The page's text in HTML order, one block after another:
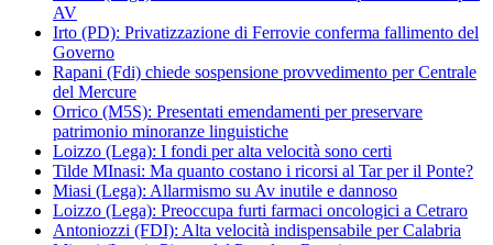
AV
Irto (PD): Privatizzazione di Ferrovie conferma fallimento del
Governo
Rapani (Fdi) chiede sospensione provvedimento per Centrale
del Mercure
Orrico (M5S): Presentati emendamenti per preservare
patrimonio minoranze linguistiche
Loizzo (Lega): I fondi per alta velocità sono certi
Tilde MInasi: Ma quanto costano i ricorsi al Tar per il Ponte?
Miasi (Lega): Allarmismo su Av inutile e dannoso
Loizzo (Lega): Preoccupa furti farmaci oncologici a Cetraro
Antoniozzi (FDI): Alta velocità indispensabile per Calabria